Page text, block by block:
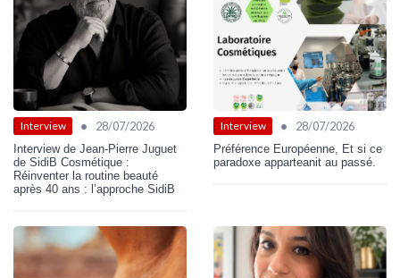
Interview • 28/07/2026
Interview de Jean-Pierre Juguet
de SidiB Cosmétique :
Réinventer la routine beauté
après 40 ans : l’approche SidiB
Interview • 28/07/2026
Préférence Européenne, Et si ce
paradoxe apparteanit au passé.